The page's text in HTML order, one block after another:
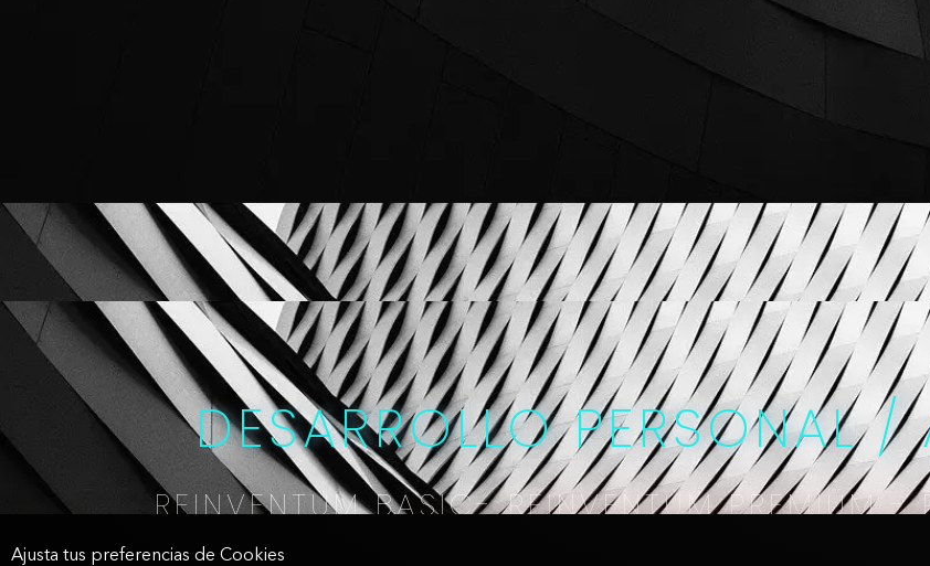
DESARROLLO PERSONAL
REINVENTUM BASIC- REINVENTUM PREMIUM -
Ajusta tus preferencias de Cookies